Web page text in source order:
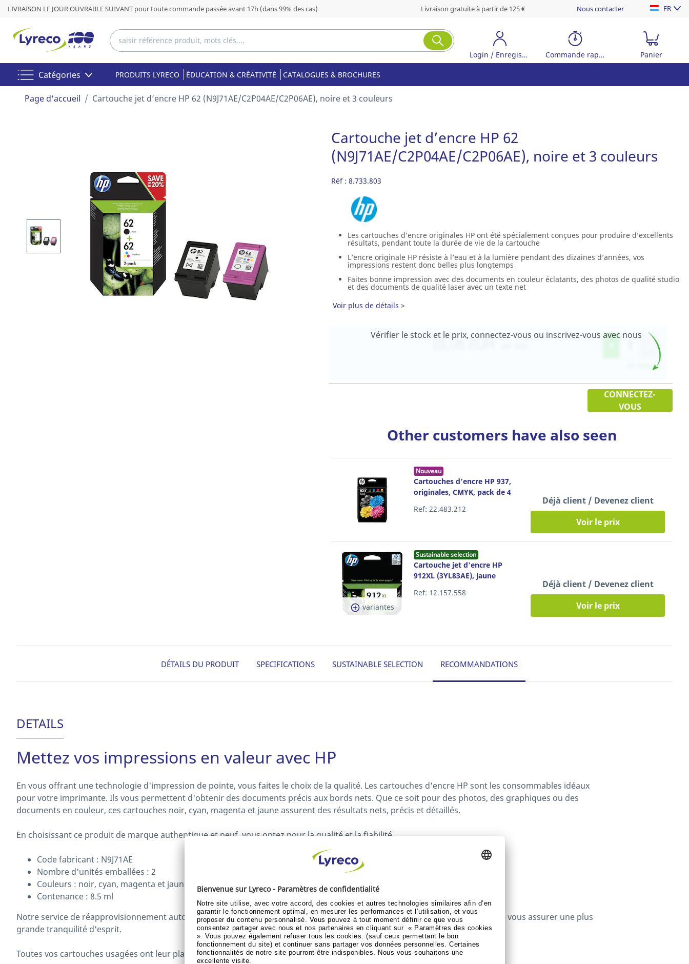
LIVRAISON LE JOUR OUVRABLE SUIVANT pour toute commande passée avant 17h (dans 99% des cas) Livraison gratuite à partir de 125 € Nous contacter FR
Login / Enregistrer Commande rapide Panier
Catégories PRODUITS LYRECO ÉDUCATION & CRÉATIVITÉ CATALOGUES & BROCHURES
Page d'accueil Cartouche jet d’encre HP 62 (N9J71AE/C2P04AE/C2P06AE), noire et 3 couleurs
Cartouche jet d’encre HP 62
(N9J71AE/C2P04AE/C2P06AE), noire et 3 couleurs
Réf : 8.733.803
Les cartouches d’encre originales HP ont été spécialement conçues pour produire d’excellents
résultats, pendant toute la durée de vie de la cartouche
L’encre originale HP résiste à l’eau et à la lumière pendant des dizaines d’années, vos
impressions restent donc belles plus longtemps
Faites bonne impression avec des documents en couleur éclatants, des photos de qualité studio
et des documents de qualité laser avec un texte net
Voir plus de détails >
Vérifier le stock et le prix, connectez-vous ou inscrivez-vous avec nous
CONNECTEZ-
VOUS
Other customers have also seen
Nouveau
Cartouches d’encre HP 937,
originales, CMYK, pack de 4
Ref: 22.483.212
Déjà client / Devenez client
Voir le prix
variantes
Sustainable selection
Cartouche jet d'encre HP
912XL (3YL83AE), jaune
Ref: 12.157.558
Déjà client / Devenez client
Voir le prix
DÉTAILS DU PRODUIT SPECIFICATIONS SUSTAINABLE SELECTION RECOMMANDATIONS
DETAILS
Mettez vos impressions en valeur avec HP
En vous offrant une technologie d'impression de pointe, vous faites le choix de la qualité. Les cartouches d'encre HP sont les consommables idéaux
pour votre imprimante. Ils vous permettent d'obtenir des documents précis aux bords nets. Que ce soit pour des photos, des graphiques ou des
documents en couleur, ces cartouches noir, cyan, magenta et jaune assurent des résultats nets, précis et détaillés.
En choisissant ce produit de marque authentique et neuf, vous optez pour la qualité et la fiabilité.
Code fabricant : N9J71AE
Nombre d'unités emballées : 2
Couleurs : noir, cyan, magenta et jaune
Contenance : 8.5 ml
Notre service de réapprovisionnement automatique de vos consommables vous permettra de mieux gérer votre budget et de vous assurer une plus
grande tranquilité d'esprit.
Toutes vos cartouches usagées ont leur place dans le container Lyreco (référence : 2.157.879).